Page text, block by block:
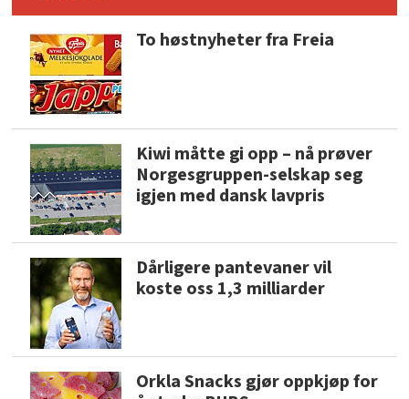
To høstnyheter fra Freia
Kiwi måtte gi opp – nå prøver
Norgesgruppen-selskap seg
igjen med dansk lavpris
Dårligere pantevaner vil
koste oss 1,3 milliarder
Orkla Snacks gjør oppkjøp for